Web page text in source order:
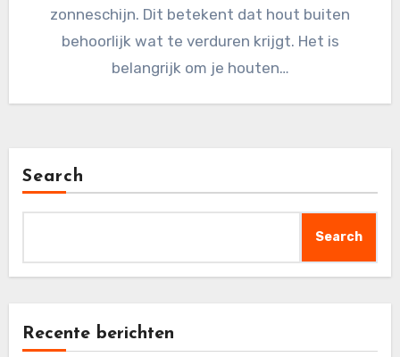
zonneschijn. Dit betekent dat hout buiten
behoorlijk wat te verduren krijgt. Het is
belangrijk om je houten…
Search
Search
Recente berichten